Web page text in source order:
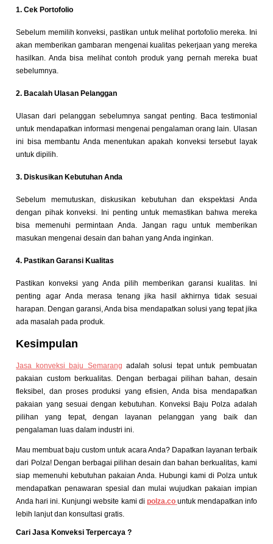
1. Cek Portofolio
Sebelum memilih konveksi, pastikan untuk melihat portofolio mereka. Ini
akan memberikan gambaran mengenai kualitas pekerjaan yang mereka
hasilkan. Anda bisa melihat contoh produk yang pernah mereka buat
sebelumnya.
2. Bacalah Ulasan Pelanggan
Ulasan dari pelanggan sebelumnya sangat penting. Baca testimonial
untuk mendapatkan informasi mengenai pengalaman orang lain. Ulasan
ini bisa membantu Anda menentukan apakah konveksi tersebut layak
untuk dipilih.
3. Diskusikan Kebutuhan Anda
Sebelum memutuskan, diskusikan kebutuhan dan ekspektasi Anda
dengan pihak konveksi. Ini penting untuk memastikan bahwa mereka
bisa memenuhi permintaan Anda. Jangan ragu untuk memberikan
masukan mengenai desain dan bahan yang Anda inginkan.
4. Pastikan Garansi Kualitas
Pastikan konveksi yang Anda pilih memberikan garansi kualitas. Ini
penting agar Anda merasa tenang jika hasil akhirnya tidak sesuai
harapan. Dengan garansi, Anda bisa mendapatkan solusi yang tepat jika
ada masalah pada produk.
Kesimpulan
Jasa konveksi baju Semarang adalah solusi tepat untuk pembuatan
pakaian custom berkualitas. Dengan berbagai pilihan bahan, desain
fleksibel, dan proses produksi yang efisien, Anda bisa mendapatkan
pakaian yang sesuai dengan kebutuhan. Konveksi Baju Polza adalah
pilihan yang tepat, dengan layanan pelanggan yang baik dan
pengalaman luas dalam industri ini.
Mau membuat baju custom untuk acara Anda? Dapatkan layanan terbaik
dari Polza! Dengan berbagai pilihan desain dan bahan berkualitas, kami
siap memenuhi kebutuhan pakaian Anda. Hubungi kami di Polza untuk
mendapatkan penawaran spesial dan mulai wujudkan pakaian impian
Anda hari ini. Kunjungi website kami di polza.co untuk mendapatkan info
lebih lanjut dan konsultasi gratis.
Cari Jasa Konveksi Terpercaya ?